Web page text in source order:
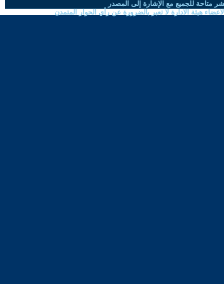
متاحة للجميع مع الإشارة إلى المصدر
هيئة الادارة لا تعبر بالضرورة عن رأي الحوار المتمدن